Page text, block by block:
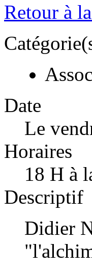
Retour à
Date
Le
Horaires
18 H à
Descriptif
Didier